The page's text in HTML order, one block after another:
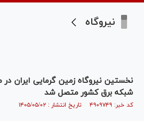
نیروگاه
نخستین نیروگاه زمین گرمایی ایران
شبکه برق کشور متصل شد
کد خبر: ۴۹۰۹۷۴۹ تاریخ انتشار : ۱۴۰۵/۰۵/۰۲